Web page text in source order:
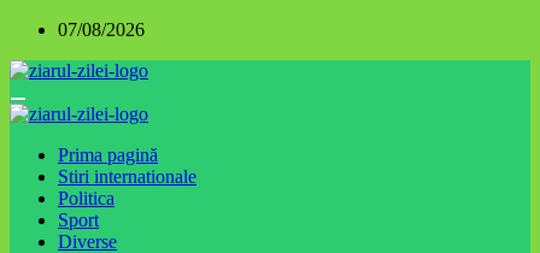
conținut
07/08/2026
Prima pagină
Stiri internationale
Politica
Sport
Diverse